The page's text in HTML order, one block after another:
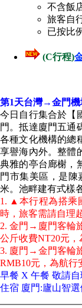
不含飯
旅客自
已按比
(C行程)
第1天台灣→金門
今日自行集合於【
門。抵達廈門五通
各種文化機構的總
享譽海內外。整體
典雅的亭台廊榭，
門市集美區，是
米。池畔建有式樣
1. ▲本行程為搭乘
時，旅客需請自理
2. 金門→廈門客輪
公斤收費NT20元，
3. 廈門→金門客輪
RMB10元，為航行
早餐 X 午餐 敬請
住宿 廈門:廬山智